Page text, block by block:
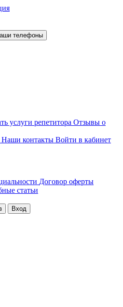
телефоны
услуги репетитора Отзывы о
Наши контакты Войти в кабинет
Договор оферты
статьи
Вход